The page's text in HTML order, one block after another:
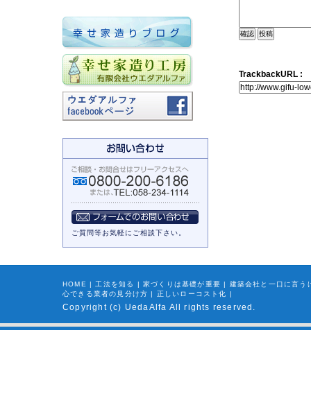
TrackbackURL :
ご質問等お気軽にご相談下さい。
HOME | 工法を知る | 家づくりは基礎が重要 |
建築会社と一口に言う
心できる業者の見分け方 | 正しいローコスト化 |
Copyright (c) UedaAlfa All rights reserved.